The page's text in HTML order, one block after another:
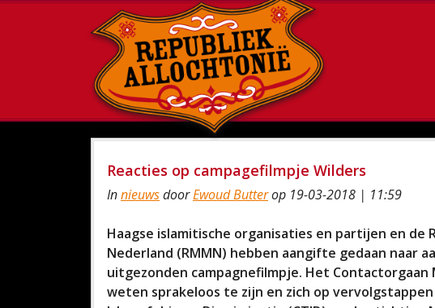
Reacties op campagefilmpje Wilders
InnieuwsdoorEwoud Butterop 19-03-2018 | 11:59
Haagse islamitische organisaties en partijen en de
Nederland (RMMN) hebben aangifte gedaan naar
uitgezonden campagnefilmpje. Het Contactorgaan
weten sprakeloos te zijn en zich op